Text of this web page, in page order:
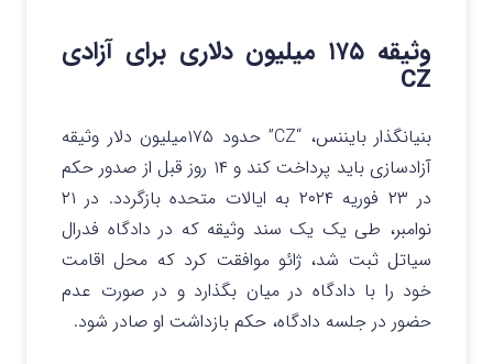
وثیقه ۱۷۵ میلیون دلاری برای آزادی
CZ
بنیانگذار بایننس، “CZ” حدود ۱۷۵میلیون دلار وثیقه
آزادسازی باید پرداخت کند و ۱۴ روز قبل از صدور حکم
در ۲۳ فوریه ۲۰۲۴ به ایالات متحده بازگردد.
در ۲۱
نوامبر، طی یک یک سند وثیقه که در دادگاه فدرال
سیاتل ثبت شد، ژائو موافقت کرد که محل اقامت
خود را با دادگاه در میان بگذارد و در صورت عدم
حضور در جلسه دادگاه، حکم بازداشت او صادر شود.